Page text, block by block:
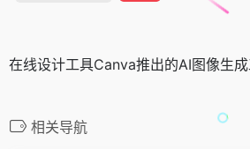
在线设计工具Canva推出的AI图像生
相关导航